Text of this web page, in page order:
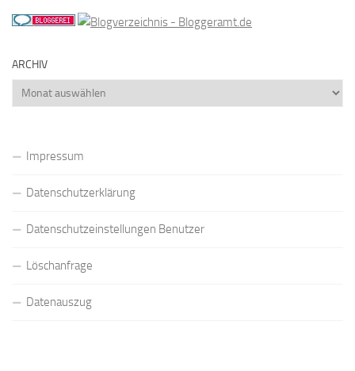
ARCHIV
Archiv
Impressum
Datenschutzerklärung
Datenschutzeinstellungen Benutzer
Löschanfrage
Datenauszug